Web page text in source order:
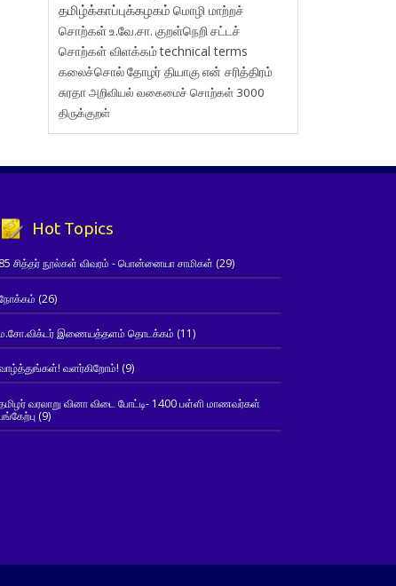
தமிழ்க்காப்புக்கழகம் மொழி மாற்றச்
சொற்கள்உ.வே.சா. குறள்நெறி சட்டச்
சொற்கள் விளக்கம்technical terms
கலைச்சொல்தோழர் தியாகுஎன் சரித்திரம்
சுரதாஅறிவியல் வகைமைச் சொற்கள் 3000
திருக்குறள்
Hot Topics
85 சித்தர் நூல்கள் விவரம் - பொன்னையா சாமிகள் (29)
(26)
இணையத்தளம் தொடக்கம் (11)
வளர்கிறோம்! (9)
வரலாறு வினா விடை போட்டி- 1400 பள்ளி மாணவர்கள்
(9)